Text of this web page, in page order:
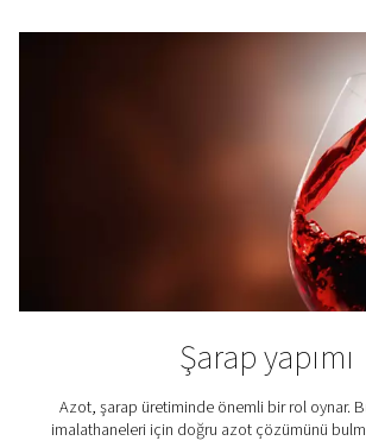
3
Eklemeli üretimin titiz sürecinde,
inert tuttuğu için